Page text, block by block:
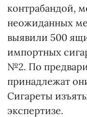
контрабандой,
неожиданных
выявили 500
импортных
№2. По
принадлежат
Сигареты
экспертизе.